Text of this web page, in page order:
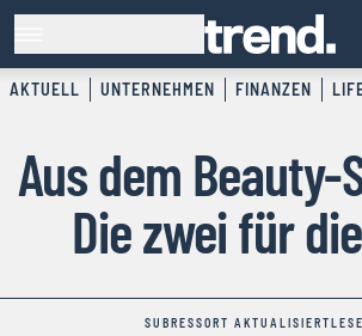
AKTUELL UNTERNEHMEN FINANZEN
Aus dem
Die zwei für
SUBRESSORT AKTUALISIERT